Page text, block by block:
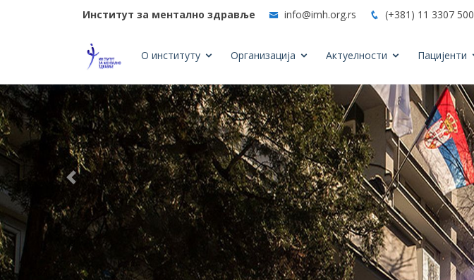
Институт за ментално здравље info@imh.org.rs (+381) 11 3307 500
О институту Организација Актуелности Пацијенти
Previous